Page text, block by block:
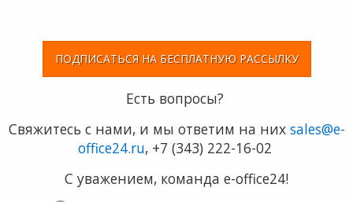
ПОДПИСАТЬСЯ НА БЕСПЛАТНУЮ РАССЫЛКУ
Есть вопросы?
Свяжитесь c нами, и мы ответим на них sales@e-
office24.ru, +7 (343) 222-16-02
С уважением, команда e-office24!